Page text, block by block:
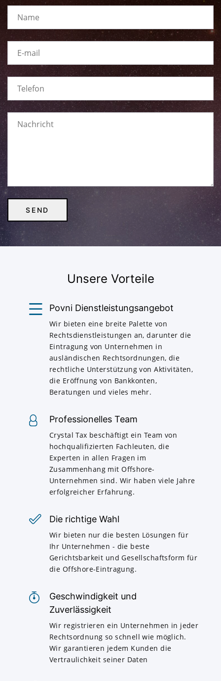
Unsere Vorteile
Povni Dienstleistungsangebot
Wir bieten eine breite Palette von
Rechtsdienstleistungen an, darunter die
Eintragung von Unternehmen in
ausländischen Rechtsordnungen, die
rechtliche Unterstützung von Aktivitäten,
die Eröffnung von Bankkonten,
Beratungen und vieles mehr.
Professionelles Team
Crystal Tax beschäftigt ein Team von
hochqualifizierten Fachleuten, die
Experten in allen Fragen im
Zusammenhang mit Offshore-
Unternehmen sind. Wir haben viele Jahre
erfolgreicher Erfahrung.
Die richtige Wahl
Wir bieten nur die besten Lösungen für
Ihr Unternehmen - die beste
Gerichtsbarkeit und Gesellschaftsform für
die Offshore-Eintragung.
Geschwindigkeit und
Zuverlässigkeit
Wir registrieren ein Unternehmen in jeder
Rechtsordnung so schnell wie möglich.
Wir garantieren jedem Kunden die
Vertraulichkeit seiner Daten